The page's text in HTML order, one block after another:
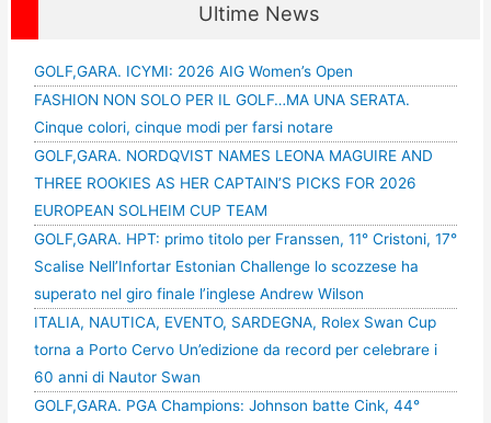
Ultime News
GOLF,GARA. ICYMI: 2026 AIG Women’s Open
FASHION NON SOLO PER IL GOLF…MA UNA SERATA.
Cinque colori, cinque modi per farsi notare
GOLF,GARA. NORDQVIST NAMES LEONA MAGUIRE AND
THREE ROOKIES AS HER CAPTAIN’S PICKS FOR 2026
EUROPEAN SOLHEIM CUP TEAM
GOLF,GARA. HPT: primo titolo per Franssen, 11° Cristoni, 17°
Scalise Nell’Infortar Estonian Challenge lo scozzese ha
superato nel giro finale l’inglese Andrew Wilson
ITALIA, NAUTICA, EVENTO, SARDEGNA, Rolex Swan Cup
torna a Porto Cervo Un’edizione da record per celebrare i
60 anni di Nautor Swan
GOLF,GARA. PGA Champions: Johnson batte Cink, 44°